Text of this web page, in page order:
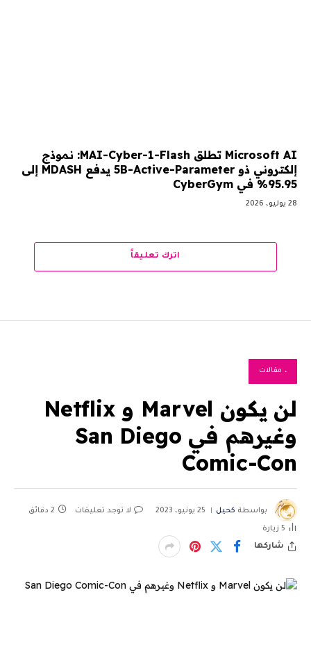
Microsoft AI تطلق MAI-Cyber-1-Flash: نموذج
إلكتروني ذو 5B-Active-Parameter يدفع MDASH إلى
95.95% في CyberGym
28 يوليو، 2026
اترك تعليقاً
، مقالات
لن يكون Marvel و Netflix
وغيرهم في San Diego
Comic-Con
بواسطة كحيل 25 يونيو، 2023 لا توجد تعليقات 2 دقائق
5 زيارة
شاركها